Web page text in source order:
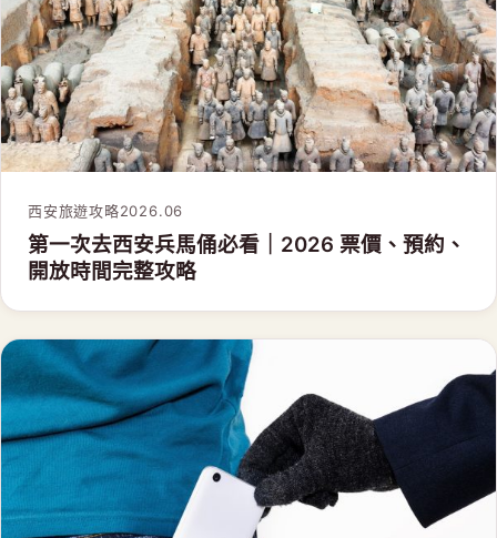
西安旅遊攻略2026.06
第一次去西安兵馬俑必看｜2026 票價、預約、
開放時間完整攻略